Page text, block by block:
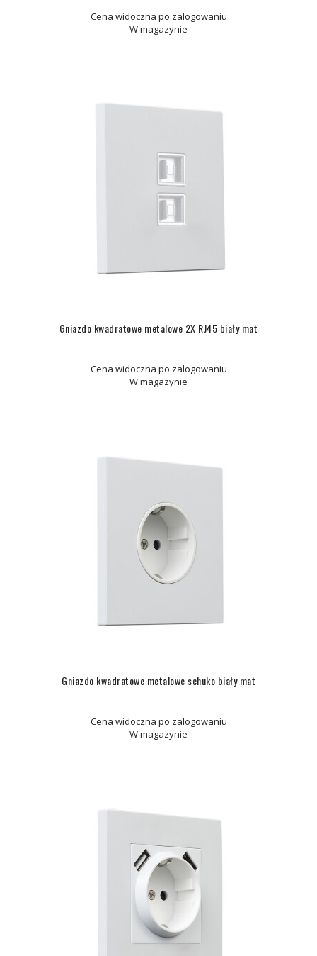
Cena widoczna po zalogowaniu
W magazynie
Gniazdo kwadratowe metalowe 2X RJ45 biały mat
Cena widoczna po zalogowaniu
W magazynie
Gniazdo kwadratowe metalowe schuko biały mat
Cena widoczna po zalogowaniu
W magazynie